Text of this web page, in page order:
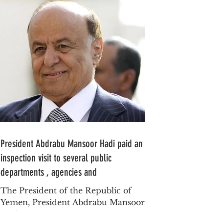
President Abdrabu Mansoor Hadi paid an
inspection visit to several public
departments , agencies and
The President of the Republic of
Yemen, President Abdrabu Mansoor